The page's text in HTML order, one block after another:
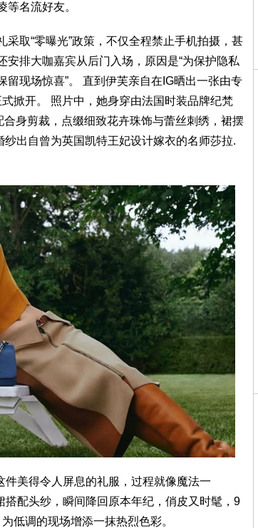
等名流好友。
采取“零曝光”政策，不仅全程禁止手机拍摄，甚
安排大咖嘉宾从后门入场，原因是“为保护隐私
留现场惊喜”。 直到伊芙亲自在IG晒出一张由专
掀开。 照片中，她身穿由法国时装品牌纪梵
身剪裁，点缀细致花卉珠饰与蕾丝刺绣，裙摆
出自曾为英国凯特王妃设计嫁衣的名师莎拉.
美得令人屏息的礼服，过程就像魔法一
配头纱，瞬间降回原本年纪，俏皮又时髦，9
低调的现场增添一抹热烈色彩。